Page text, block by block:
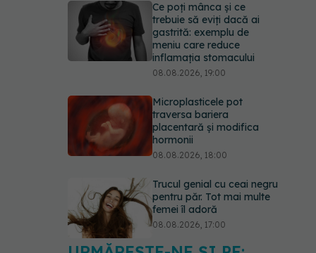
Ce poți mânca și ce
trebuie să eviți dacă ai
gastrită: exemplu de
meniu care reduce
inflamația stomacului
08.08.2026, 19:00
Microplasticele pot
traversa bariera
placentară și modifica
hormonii
08.08.2026, 18:00
Trucul genial cu ceai negru
pentru păr. Tot mai multe
femei îl adoră
08.08.2026, 17:00